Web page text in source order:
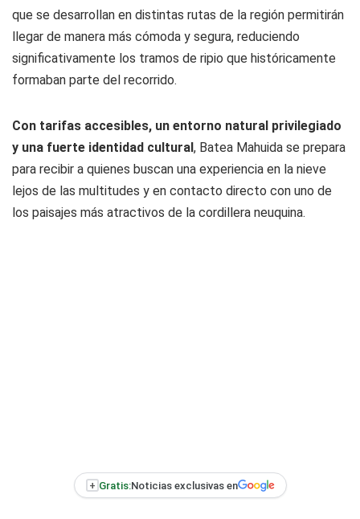
que se desarrollan en distintas rutas de la región permitirán
llegar de manera más cómoda y segura, reduciendo
significativamente los tramos de ripio que históricamente
formaban parte del recorrido.
Con tarifas accesibles, un entorno natural privilegiado
y una fuerte identidad cultural, Batea Mahuida se prepara
para recibir a quienes buscan una experiencia en la nieve
lejos de las multitudes y en contacto directo con uno de
los paisajes más atractivos de la cordillera neuquina.
+ Gratis:Noticias exclusivas en